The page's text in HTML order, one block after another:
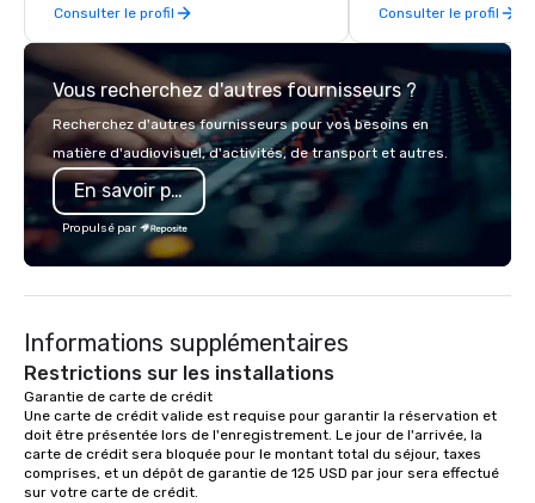
day hikes we provide luxury self-
guided inn-to-in walking vacations
from the gateway City of San
Francisco to the California wine
country with a focus on superb hiking,
lodging, food and wine. We also have
a Monterey Bay Trek.
Consulter le profil
greatly enhanced by
scoreboard, photo,
challenges presented
mobile device. We can also
incorporate our
event to the water
Consulter le profil
Vous recherchez d'autres fournisseurs ?
Recherchez d'autres fournisseurs pour vos besoins en
matière d'audiovisuel, d'activités, de transport et autres.
En savoir plus
Propulsé par
Informations supplémentaires
Restrictions sur les installations
Garantie de carte de crédit
Une carte de crédit valide est requise pour garantir la réservation et
doit être présentée lors de l'enregistrement. Le jour de l'arrivée, la
carte de crédit sera bloquée pour le montant total du séjour, taxes
comprises, et un dépôt de garantie de 125 USD par jour sera effectué
sur votre carte de crédit.